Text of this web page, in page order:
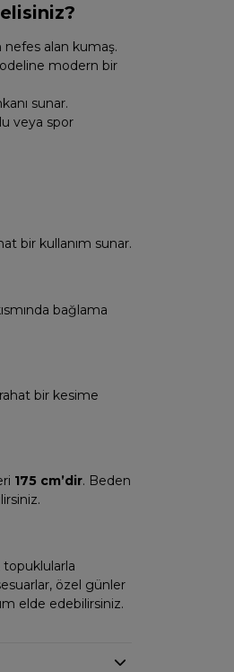
nefes alan kumaş.
modern bir
sunar.
veya spor
bir kullanım sunar.
bağlama
bir kesime
175 cm’dir. Beden
topuklularla
özel günler
elde edebilirsiniz.